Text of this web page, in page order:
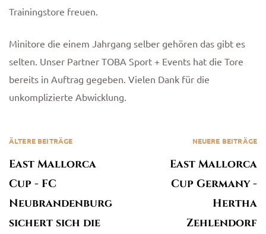
Trainingstore freuen.
Minitore die einem Jahrgang selber gehören das gibt es
selten. Unser Partner TOBA Sport + Events hat die Tore
bereits in Auftrag gegeben. Vielen Dank für die
unkomplizierte Abwicklung.
ÄLTERE BEITRÄGE
East Mallorca
Cup - FC
Neubrandenburg
sichert sich die
NEUERE BEITRÄGE
East Mallorca
Cup Germany -
Hertha
Zehlendorf